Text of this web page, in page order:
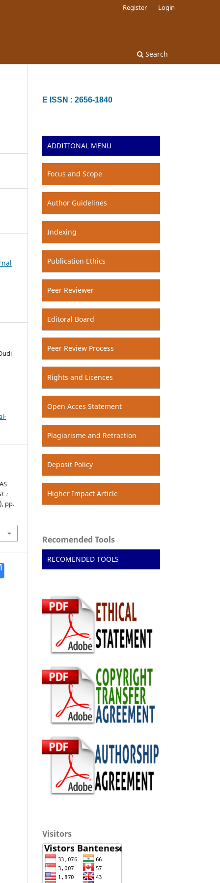
Search
Register Login
:
pp.
E ISSN : 2656-1840
ADDITIONAL MENU
Focus and Scope
Author Guidelines
Indexing
Publication Ethics
Peer Reviewer
Editoral Board
Peer Review Process
Rights and Licences
Open Acces Statement
Plagiarisme and Retraction
Deposit Policy
Higher Impact Article
Recomended Tools
RECOMENDED TOOLS
Visitors